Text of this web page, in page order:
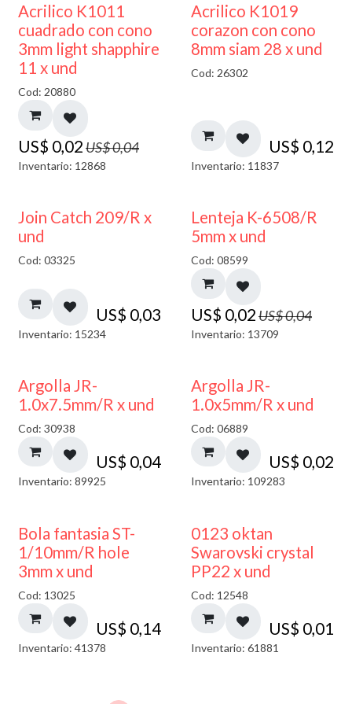
50% DESCUENTO
Acrilico K1011
cuadrado con cono
3mm light shapphire
11 x und
Cod: 20880
US$ 0,02US$0,04
Inventario: 12868
Acrilico K1019
corazon con cono
8mm siam 28 x und
Cod: 26302
US$ 0,12
Inventario: 11837
Join Catch 209/R x
und
Cod: 03325
US$ 0,03
Inventario: 15234
50% DESCUENTO
Lenteja K-6508/R
5mm x und
Cod: 08599
US$ 0,02US$0,04
Inventario: 13709
Argolla JR-
1.0x7.5mm/R x und
Cod: 30938
US$ 0,04
Inventario: 89925
Argolla JR-
1.0x5mm/R x und
Cod: 06889
US$ 0,02
Inventario: 109283
Bola fantasia ST-
1/10mm/R hole
3mm x und
Cod: 13025
US$ 0,14
Inventario: 41378
0123 oktan
Swarovski crystal
PP22 x und
Cod: 12548
US$ 0,01
Inventario: 61881